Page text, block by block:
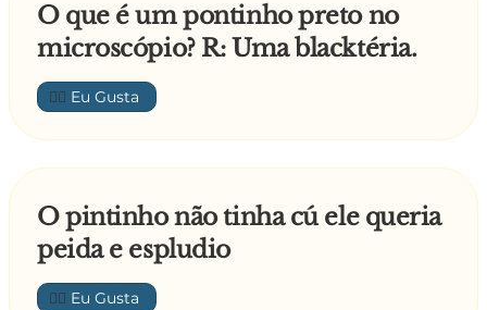
O que é um pontinho preto no
microscópio? R: Uma blacktéria.
👍🏼
O pintinho não tinha cú ele queria
peida e espludio
👍🏼